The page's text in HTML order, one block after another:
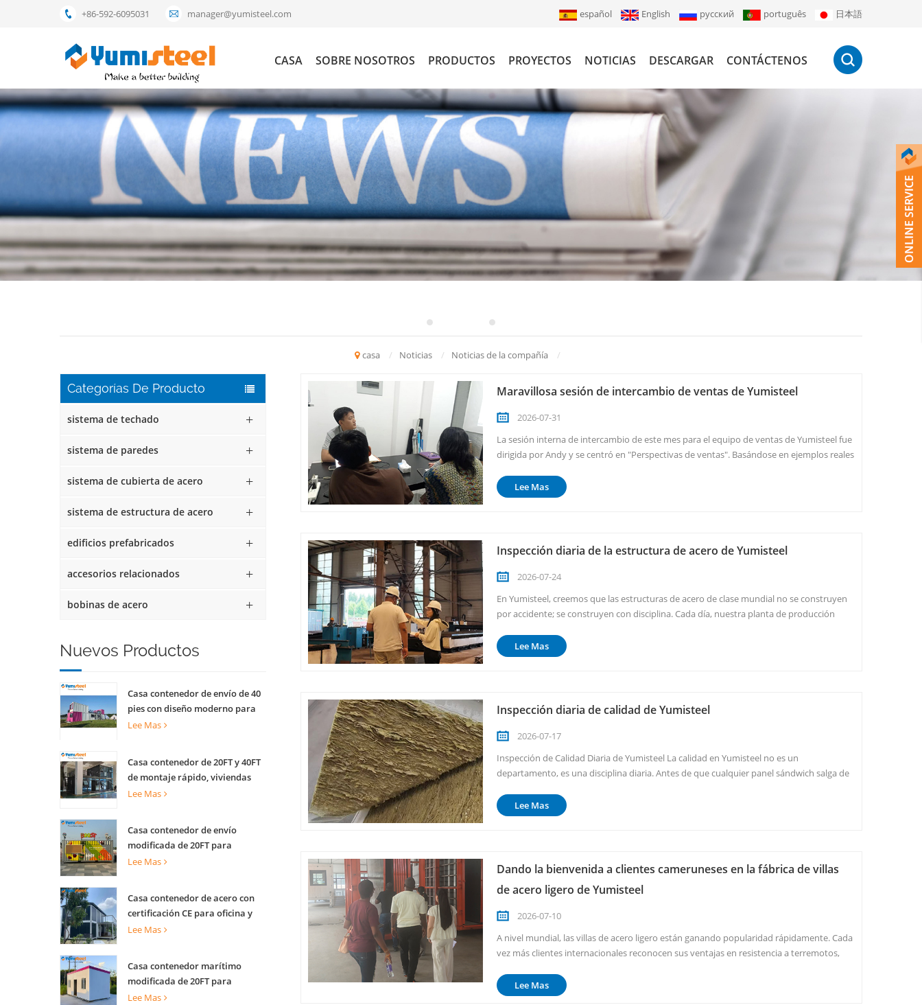
+86-592-6095031 manager@yumisteel.com español English русский português 日本語
CASA SOBRE NOSOTROS PRODUCTOS PROYECTOS NOTICIAS DESCARGAR CONTÁCTENOS
casa / Noticias / Noticias de la compañía /
Categorías De Producto
sistema de techado
sistema de paredes
sistema de cubierta de acero
sistema de estructura de acero
edificios prefabricados
accesorios relacionados
bobinas de acero
Nuevos Productos
Casa contenedor de envío de 40
pies con diseño moderno para
quiosco comercial callejero
Lee Mas
Casa contenedor de 20FT y 40FT
de montaje rápido, viviendas
prefabricadas para vivir
Lee Mas
Casa contenedor de envío
modificada de 20FT para
cafetería creativa, oficina y
Lee Mas
Casa contenedor de acero con
certificación CE para oficina y
vivienda
Lee Mas
Casa contenedor marítimo
modificada de 20FT para
apartamentos
Lee Mas
Maravillosa sesión de intercambio de ventas de Yumisteel
2026-07-31
La sesión interna de intercambio de este mes para el equipo de ventas de Yumisteel fue
dirigida por Andy y se centró en "Perspectivas de ventas". Basándose en ejemplos reales
ventas, desde romper el hielo y desc...
Lee Mas
Inspección diaria de la estructura de acero de Yumisteel
2026-07-24
En Yumisteel, creemos que las estructuras de acero de clase mundial no se construyen
por accidente; se construyen con disciplina. Cada día, nuestra planta de producción
cada taller, cada línea y cada estación antes de ...
Lee Mas
Inspección diaria de calidad de Yumisteel
2026-07-17
Inspección de Calidad Diaria de Yumisteel La calidad en Yumisteel no es un
departamento, es una disciplina diaria. Antes de que cualquier panel sándwich salga de
que no dejan nada al azar. Nuestro protocolo de inspe...
Lee Mas
Dando la bienvenida a clientes cameruneses en la fábrica de villas
de acero ligero de Yumisteel
2026-07-10
A nivel mundial, las villas de acero ligero están ganando popularidad rápidamente. Cada
vez más clientes internacionales reconocen sus ventajas en resistencia a terremotos,
con los edificios tradicionales, ofrecen ...
Lee Mas